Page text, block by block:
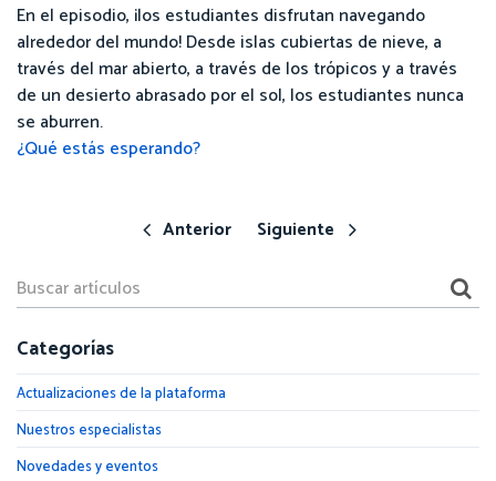
En el episodio, ¡los estudiantes disfrutan navegando
alrededor del mundo! Desde islas cubiertas de nieve, a
través del mar abierto, a través de los trópicos y a través
de un desierto abrasado por el sol, los estudiantes nunca
se aburren.
¿Qué estás esperando?
Anterior Siguiente
Categorías
Actualizaciones de la plataforma
Nuestros especialistas
Novedades y eventos